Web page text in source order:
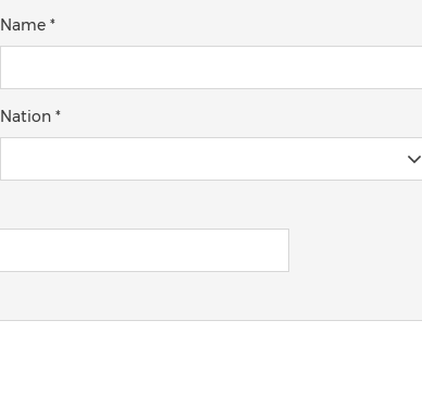
Name *
Nation *